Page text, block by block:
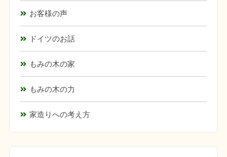
お客様の声
ドイツのお話
もみの木の家
もみの木の力
家造りへの考え方